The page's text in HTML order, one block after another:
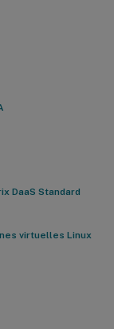
DaaS Standard
virtuelles Linux